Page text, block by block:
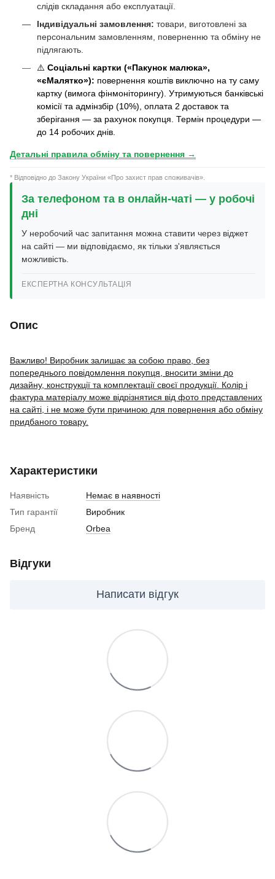
слідів складання або експлуатації.
Індивідуальні замовлення: товари, виготовлені за
персональним замовленням, поверненню та обміну не
підлягають.
⚠️ Соціальні картки («Пакунок малюка»,
«єМалятко»): повернення коштів виключно на ту саму
картку (вимога фінмоніторингу). Утримуються банківські
комісії та адмінзбір (10%), оплата 2 доставок та
зберігання — за рахунок покупця. Термін процедури —
до 14 робочих днів.
Детальні правила обміну та повернення →
* Відповідно до Закону України «Про захист прав споживачів».
За телефоном та в онлайн-чаті — у робочі
дні
У неробочий час запитання можна ставити через віджет
на сайті — ми відповідаємо, як тільки з'являється
можливість.
ЕКСПЕРТНА КОНСУЛЬТАЦІЯ
Опис
Важливо! Виробник залишає за собою право, без
попереднього повідомлення покупця, вносити зміни до
дизайну, конструкції та комплектації своєї продукції. Колір і
фактура матеріалу може відрізнятися від фото представлених
на сайті, і не може бути причиною для повернення або обміну
придбаного товару.
Характеристики
Наявність
Немає в наявності
Тип гарантії
Виробник
Бренд
Orbea
Відгуки
Написати відгук